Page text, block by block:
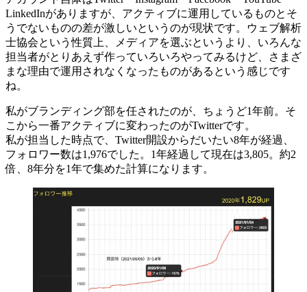
LinkedInがありますが、アクティブに運用しているものとそ
うでないものの差が激しいというのが現状です。ウェブ解析
士協会という性質上、メディアを選ぶというより、いろんな
担当者がとりあえず作っていろいろやってみるけど、さまざ
まな理由で運用されなくなったものがあるという感じです
ね。
私がブランディング部を任されたのが、ちょうど1年前。そ
こから一番アクティブに変わったのがTwitterです。
私が担当した時点で、Twitter開設からだいたい8年が経過、
フォロワー数は1,976でした。1年経過して現在は3,805。約2
倍、8年分を1年で集めた計算になります。